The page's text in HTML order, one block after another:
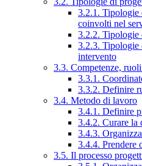
3.2.1. Tipologie
coinvolti nel
3.2.2. Tipologie
3.2.3. Tipologie
intervento
3.3. Competenze,
3.3.1.
3.3.2. Definire
3.4. Metodo di lavoro
3.4.1. Definire
3.4.2. Curare la
3.4.3.
3.4.4. Prendere
3.5. Il processo